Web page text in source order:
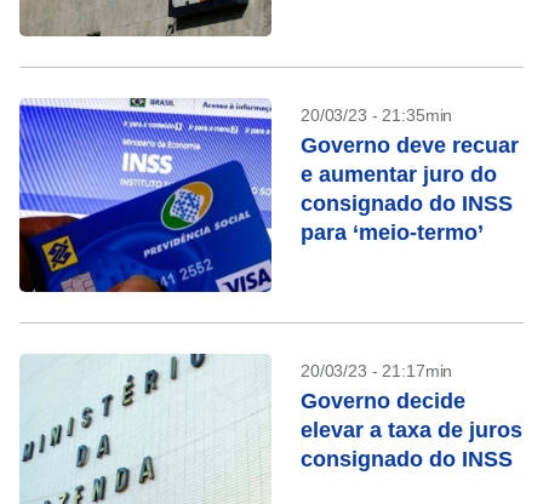
20/03/23 - 21:35min
Governo deve recuar
e aumentar juro do
consignado do INSS
para ‘meio-termo’
20/03/23 - 21:17min
Governo decide
elevar a taxa de juros
consignado do INSS